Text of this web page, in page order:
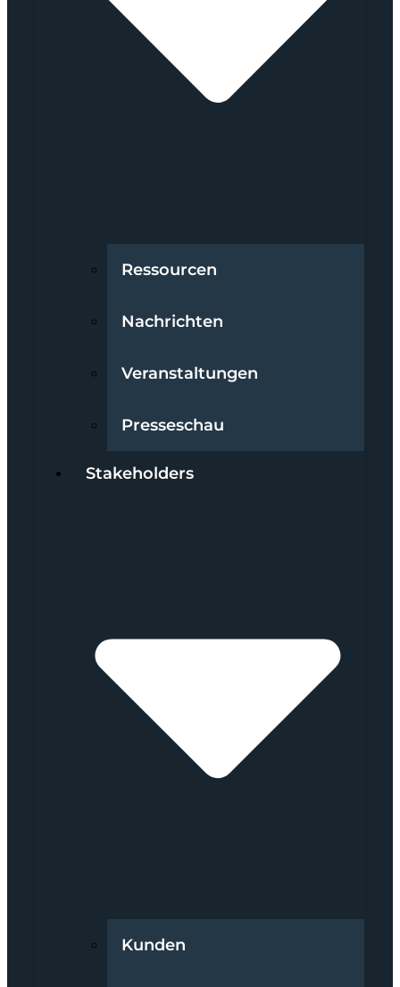
Ressourcen
Nachrichten
Veranstaltungen
Presseschau
Stakeholders
Kunden